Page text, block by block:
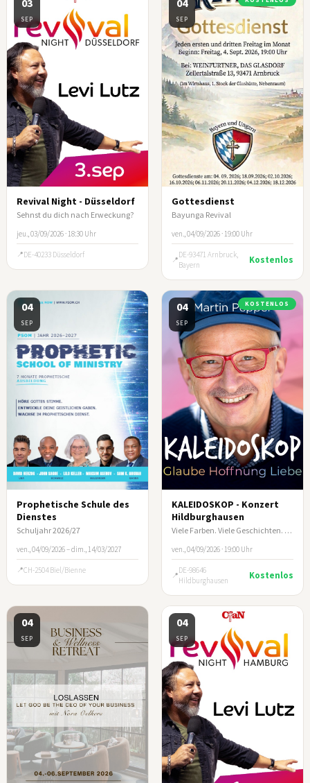
03
SEP
Revival Night - Düsseldorf
Sehnst du dich nach Erweckung?
jeu., 03/09/2026 · 18:30 Uhr
DE-40233 Düsseldorf
04
SEP
Gottesdienst
Bayunga Revival
ven., 04/09/2026 · 19:00 Uhr
DE-93471 Arnbruck,
Bayern
Kostenlos
04
SEP
Prophetische Schule des
Dienstes
Schuljahr 2026/27
ven., 04/09/2026 – dim., 14/03/2027
CH-2504 Biel/Bienne
04
SEP
KOSTENLOS
KALEIDOSKOP - Konzert
Hildburghausen
Viele Farben. Viele Geschichten. Ein Abend, der berührt.
ven., 04/09/2026 · 19:00 Uhr
DE-98646
Hildburghausen
Kostenlos
04
SEP
04
SEP